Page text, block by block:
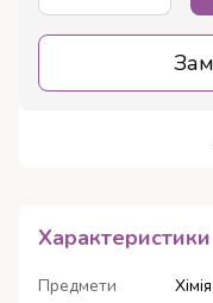
Характеристики
Предмети
Хімія